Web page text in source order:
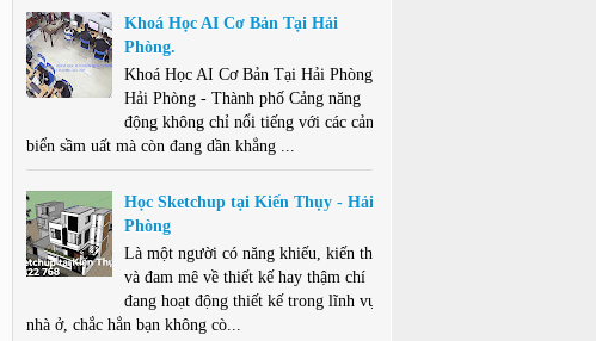
Khoá Học AI Cơ Bản Tại Hải
Phòng.
Khoá Học AI Cơ Bản Tại Hải Phòng .
Hải Phòng - Thành phố Cảng năng
động không chỉ nổi tiếng với các cảng
biển sầm uất mà còn đang dần khẳng ...
Học Sketchup tại Kiến Thụy - Hải
Phòng
Là một người có năng khiếu, kiến thức
và đam mê về thiết kế hay thậm chí
đang hoạt động thiết kế trong lĩnh vực
nhà ở, chắc hẳn bạn không cò...